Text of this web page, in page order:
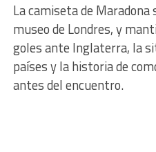
La camiseta de
museo de Londres, y
goles ante Inglaterra, la
países y la historia de
antes del encuentro.